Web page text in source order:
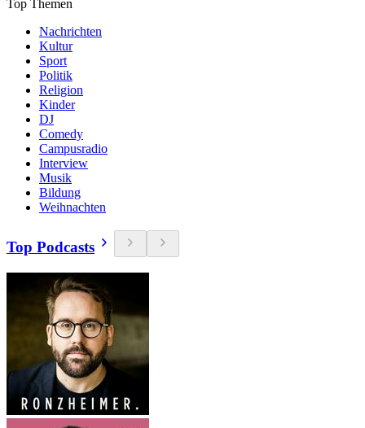
Top Themen
Nachrichten
Kultur
Sport
Politik
Religion
Kinder
DJ
Comedy
Campusradio
Interview
Musik
Bildung
Weihnachten
Top Podcasts